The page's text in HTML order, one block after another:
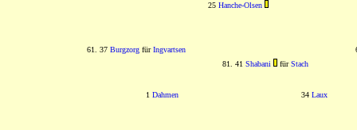
25 Hanche-Olsen
61. 37 Burgzorg fürIngvartsen
81. 41 Shabani fürStach
1 Dahmen 34 Laux